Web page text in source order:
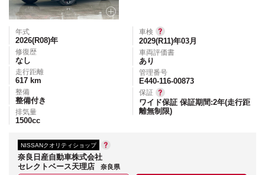
年式
2026(R08)年
修復歴
なし
走行距離
617 km
整備
整備付き
排気量
1500cc
車検
2029(R11)年03月
車両評価書
あり
管理番号
E440-116-00873
保証
ワイド保証 保証期間:2年(走行距
離無制限)
NISSANクオリティショップ
奈良日産自動車株式会社
セレクトベース天理店
奈良県